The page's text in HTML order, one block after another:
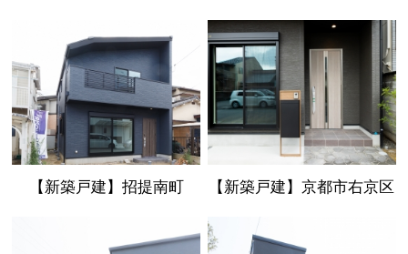
【新築戸建】招提南町 【新築戸建】京都市右京区